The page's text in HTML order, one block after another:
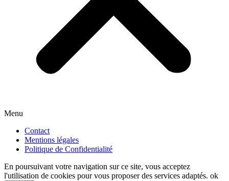
Menu
Contact
Mentions légales
Politique de Confidentialité
En poursuivant votre navigation sur ce site, vous acceptez
l'utilisation de cookies pour vous proposer des services adaptés. ok